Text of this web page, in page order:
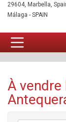
29604, Marbella,
Málaga - SPAIN
À vendre